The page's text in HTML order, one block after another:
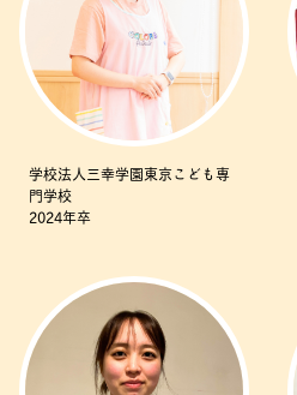
学校法人三幸学園東京こども専
門学校
2024年卒